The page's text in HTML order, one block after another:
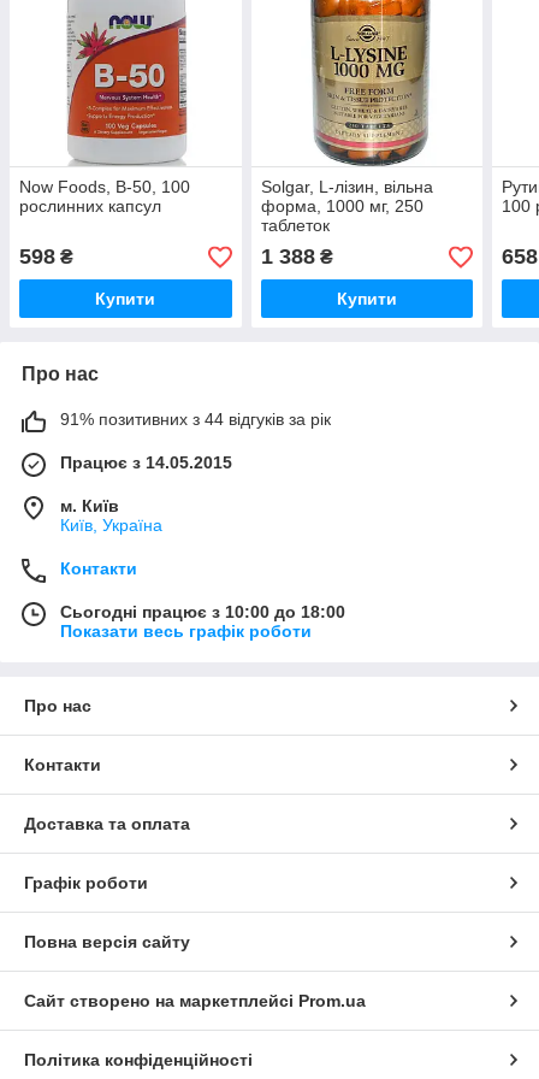
Now Foods, B-50, 100
рослинних капсул
598 ₴
Купити
Solgar, L-лізин, вільна
форма, 1000 мг, 250
таблеток
1 388₴
Купити
100
658
Про нас
91% позитивних з 44 відгуків за рік
Працює з 14.05.2015
м. Київ
Київ, Україна
Контакти
Сьогодні працює з 10:00 до 18:00
Показати весь графік роботи
Про нас
Контакти
Доставка та оплата
Графік роботи
Повна версія сайту
Сайт створено на маркетплейсі Prom.ua
Політика конфіденційності